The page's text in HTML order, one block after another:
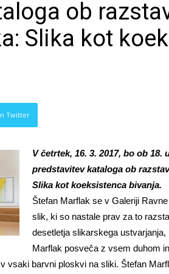
ob
Slika kot
Twitter
V četrtek, 16. 3. 2017, bo ob 18.
predstavitev kataloga ob
Slika kot koeksistenca bivanja.
Štefan Marflak se v Galeriji
slik, ki so nastale prav za to
desetletja slikarskega
Marflak posveča z vsem duhom
vsaki barvni ploskvi na sliki. Štefan